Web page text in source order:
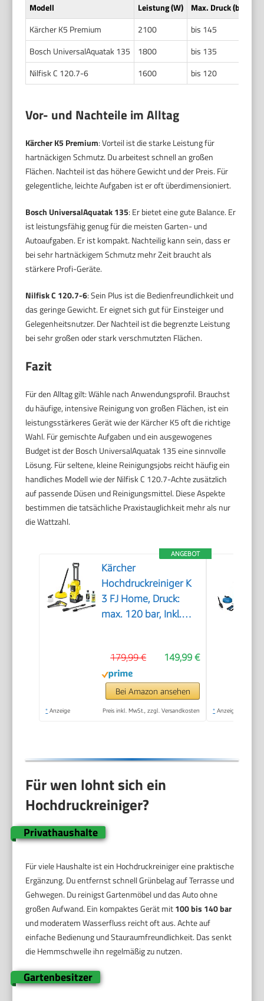
Modell Leistung (W) Max. Druck (bar)
Kärcher K5 Premium
2100 bis 145
Bosch UniversalAquatak 135
1800 bis 135
Nilfisk C 120.7-6
1600 bis 120
Vor- und Nachteile im Alltag
Kärcher K5 Premium: Vorteil ist die starke Leistung für
hartnäckigen Schmutz. Du arbeitest schnell an großen
Flächen. Nachteil ist das höhere Gewicht und der Preis. Für
gelegentliche, leichte Aufgaben ist er oft überdimensioniert.
Bosch UniversalAquatak 135: Er bietet eine gute Balance. Er
ist leistungsfähig genug für die meisten Garten- und
Autoaufgaben. Er ist kompakt. Nachteilig kann sein, dass er
bei sehr hartnäckigem Schmutz mehr Zeit braucht als
stärkere Profi-Geräte.
Nilfisk C 120.7-6: Sein Plus ist die Bedienfreundlichkeit und
das geringe Gewicht. Er eignet sich gut für Einsteiger und
Gelegenheitsnutzer. Der Nachteil ist die begrenzte Leistung
bei sehr großen oder stark verschmutzten Flächen.
Fazit
Für den Alltag gilt: Wähle nach Anwendungsprofil. Brauchst
du häufige, intensive Reinigung von großen Flächen, ist ein
leistungsstärkeres Gerät wie der Kärcher K5 oft die richtige
Wahl. Für gemischte Aufgaben und ein ausgewogenes
Budget ist der Bosch UniversalAquatak 135 eine sinnvolle
Lösung. Für seltene, kleine Reinigungsjobs reicht häufig ein
handliches Modell wie der Nilfisk C 120.7-Achte zusätzlich
auf passende Düsen und Reinigungsmittel. Diese Aspekte
bestimmen die tatsächliche Praxistauglichkeit mehr als nur
die Wattzahl.
ANGEBOT
Kärcher
Hochdruckreiniger K
3 FJ Home, Druck:
max. 120 bar, Inkl.
und höchste
Schmutzlösekraft &
HomeKit, gelb
149,99 €
179,99 €
Bei Amazon ansehen
* Anzeige Preis inkl. MwSt., zzgl. Versandkosten * Anzeige
Für wen lohnt sich ein
Hochdruckreiniger?
Privathaushalte
Für viele Haushalte ist ein Hochdruckreiniger eine praktische
Ergänzung. Du entfernst schnell Grünbelag auf Terrasse und
Gehwegen. Du reinigst Gartenmöbel und das Auto ohne
großen Aufwand. Ein kompaktes Gerät mit100 bis 140 bar
und moderatem Wasserfluss reicht oft aus. Achte auf
einfache Bedienung und Stauraumfreundlichkeit. Das senkt
die Hemmschwelle ihn regelmäßig zu nutzen.
Gartenbesitzer